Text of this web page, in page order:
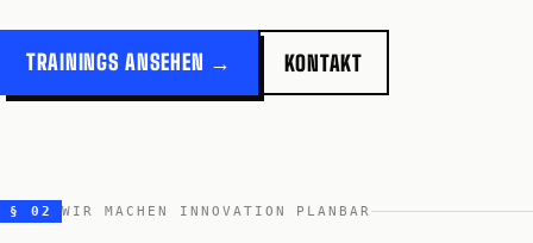
TRAININGS ANSEHEN → KONTAKT
§ 02 WIR MACHEN INNOVATION PLANBAR